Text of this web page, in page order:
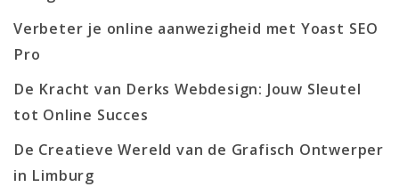
Verbeter je online aanwezigheid met Yoast SEO
Pro
De Kracht van Derks Webdesign: Jouw Sleutel
tot Online Succes
De Creatieve Wereld van de Grafisch Ontwerper
in Limburg